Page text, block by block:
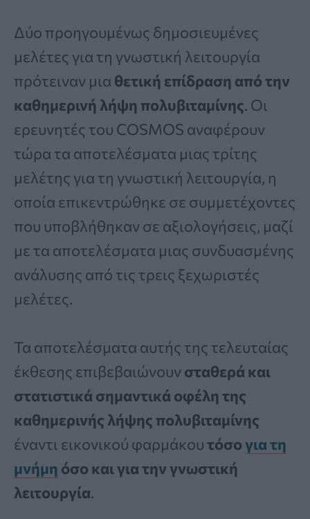
Δύο προηγουμένως δημοσιευμένες
μελέτες για τη γνωστική λειτουργία
πρότειναν μια θετική επίδραση από την
καθημερινή λήψη πολυβιταμίνης. Οι
ερευνητές του COSMOS αναφέρουν
τώρα τα αποτελέσματα μιας τρίτης
μελέτης για τη γνωστική λειτουργία, η
οποία επικεντρώθηκε σε συμμετέχοντες
που υποβλήθηκαν σε αξιολογήσεις, μαζί
με τα αποτελέσματα μιας συνδυασμένης
ανάλυσης από τις τρεις ξεχωριστές
μελέτες.
Τα αποτελέσματα αυτής της τελευταίας
έκθεσης επιβεβαιώνουν σταθερά και
στατιστικά σημαντικά οφέλη της
καθημερινής λήψης πολυβιταμίνης
έναντι εικονικού φαρμάκουτόσογια τη
μνήμη όσο και για την γνωστική
λειτουργία.